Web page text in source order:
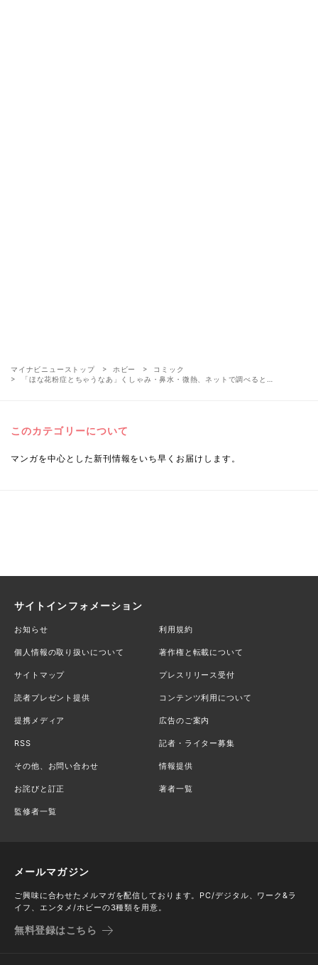
マイナビニューストップ ホビー
コミック
「ほな花粉症とちゃうなあ」くしゃみ・鼻水・微熱、ネットで調べると…
このカテゴリーについて
マンガを中心とした新刊情報をいち早くお届けします。
サイトインフォメーション
お知らせ 利用規約
個人情報の取り扱いについて 著作権と転載について
サイトマップ プレスリリース受付
読者プレゼント提供 コンテンツ利用について
提携メディア 広告のご案内
RSS 記者・ライター募集
その他、お問い合わせ 情報提供
お詫びと訂正 著者一覧
監修者一覧
メールマガジン
ご興味に合わせたメルマガを配信しております。PC/デジタル、ワーク&ラ
イフ、エンタメ/ホビーの3種類を用意。
無料登録はこちら